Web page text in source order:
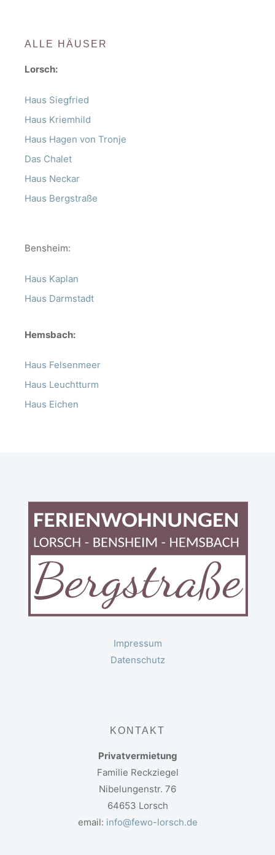
ALLE HÄUSER
Lorsch:
Haus Siegfried
Haus Kriemhild
Haus Hagen von Tronje
Das Chalet
Haus Neckar
Haus Bergstraße
Bensheim:
Haus Kaplan
Haus Darmstadt
Hemsbach:
Haus Felsenmeer
Haus Leuchtturm
Haus Eichen
Impressum
Datenschutz
KONTAKT
Privatvermietung
Familie Reckziegel
Nibelungenstr. 76
64653 Lorsch
email: info@fewo-lorsch.de